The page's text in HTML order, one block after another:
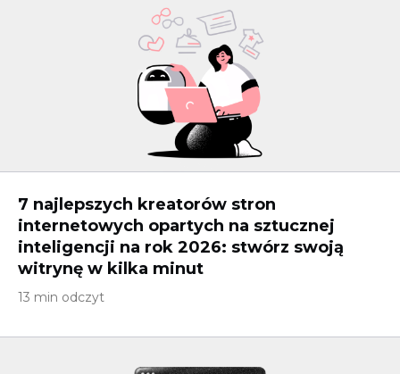
7 najlepszych kreatorów stron
internetowych opartych na sztucznej
inteligencji na rok 2026: stwórz swoją
witrynę w kilka minut
13 min odczyt